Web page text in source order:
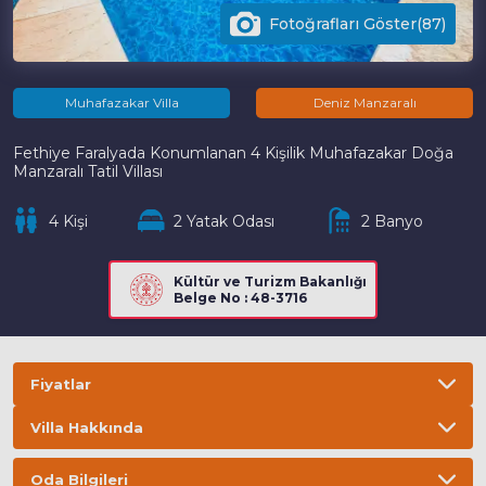
Muhafazakar Villa Deniz Manzaralı
Fethiye Faralyada Konumlanan 4 Kişilik Muhafazakar Doğa
Manzaralı Tatil Villası
4 Kişi 2 Yatak Odası 2 Banyo
Kültür ve Turizm Bakanlığı
Belge No : 48-3716
Fotoğrafları Göster(87)
Fiyatlar
Villa Hakkında
Oda Bilgileri